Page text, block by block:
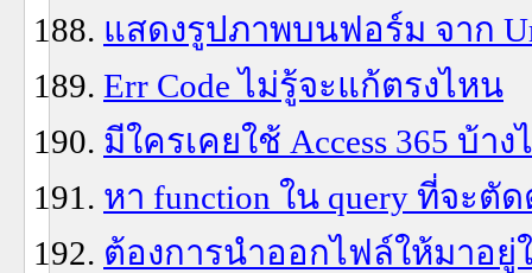
แสดงรูปภาพบนฟอร์ม จาก
Err Code ไม่รู้จะแก้ตรงไหน
มีใครเคยใช้ Access 365 บ้า
หา function ใน query ที่จะตั
ต้องการนำออกไฟล์ให้มาอยู่